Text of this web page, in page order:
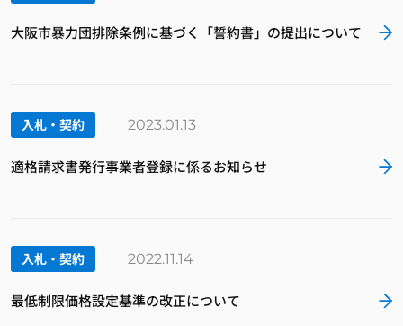
大阪市暴力団排除条例に基づく「誓約書」の提出について
入札・契約 2023.01.13
適格請求書発行事業者登録に係るお知らせ
入札・契約 2022.11.14
最低制限価格設定基準の改正について